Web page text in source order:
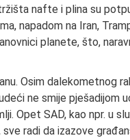
nafte i plina su
napadom na Iran,
planete, što,
Osim dalekometnog
ne smije pješadijom
Opet SAD, kao npr. u
radi da izazove